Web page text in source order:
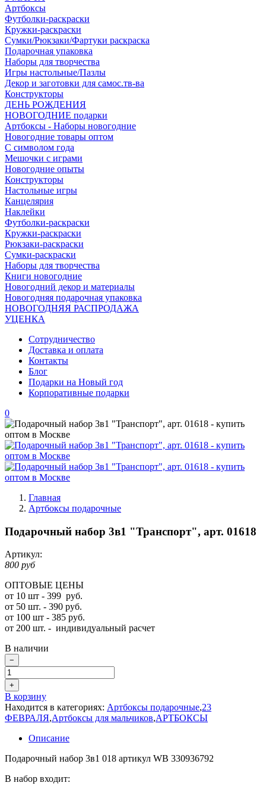
Артбоксы
Футболки-раскраски
Кружки-раскраски
Сумки/Рюкзаки/Фартуки раскраска
Подарочная упаковка
Наборы для творчества
Игры настольные/Пазлы
Декор и заготовки для самос.тв-ва
Конструкторы
ДЕНЬ РОЖДЕНИЯ
НОВОГОДНИЕ подарки
Артбоксы - Наборы новогодние
Новогодние товары оптом
С символом года
Мешочки с играми
Новогодние опыты
Конструкторы
Настольные игры
Канцелярия
Наклейки
Футболки-раскраски
Кружки-раскраски
Рюкзаки-раскраски
Сумки-раскраски
Наборы для творчества
Книги новогодние
Новогодний декор и материалы
Новогодняя подарочная упаковка
НОВОГОДНЯЯ РАСПРОДАЖА
УЦЕНКА
Сотрудничество
Доставка и оплата
Контакты
Блог
Подарки на Новый год
Корпоративные подарки
0
Главная
Артбоксы подарочные
Подарочный набор 3в1 "Транспорт", арт. 01618
Артикул:
800 руб
ОПТОВЫЕ ЦЕНЫ
от 10 шт - 399 руб.
от 50 шт. - 390 руб.
от 100 шт - 385 руб.
от 200 шт. - индивидуальный расчет
В наличии
−
+
В корзину
Находится в категориях: Артбоксы подарочные,23
ФЕВРАЛЯ,Артбоксы для мальчиков,АРТБОКСЫ
Описание
Подарочный набор 3в1 018 артикул WB 330936792
В набор входит: